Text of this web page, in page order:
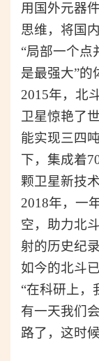
用国外元器
思维，将国
“局部一个点
是最强大”的
2015年，北
卫星惊艳了
能实现三四
下，集成着
颗卫星新技
2018年，一
空，助力北
射的历史纪录
如今的北斗
“在科研上，
有一天我们
路了，这时